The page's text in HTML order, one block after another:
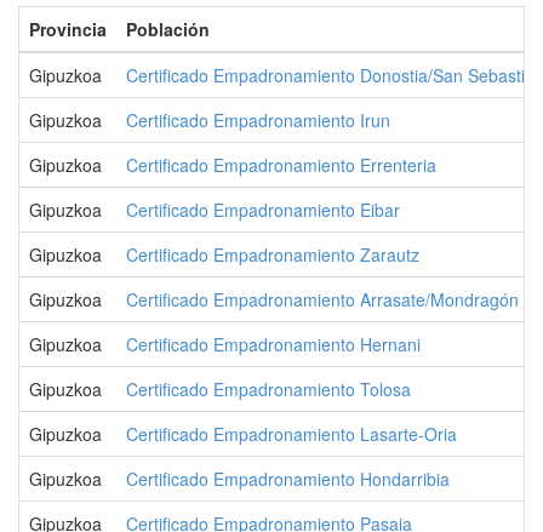
Provincia
Población
Gipuzkoa
Certificado Empadronamiento Donostia/San Sebastián
Gipuzkoa
Certificado Empadronamiento Irun
Gipuzkoa
Certificado Empadronamiento Errenteria
Gipuzkoa
Certificado Empadronamiento Eibar
Gipuzkoa
Certificado Empadronamiento Zarautz
Gipuzkoa
Certificado Empadronamiento Arrasate/Mondragón
Gipuzkoa
Certificado Empadronamiento Hernani
Gipuzkoa
Certificado Empadronamiento Tolosa
Gipuzkoa
Certificado Empadronamiento Lasarte-Oria
Gipuzkoa
Certificado Empadronamiento Hondarribia
Gipuzkoa
Certificado Empadronamiento Pasaia